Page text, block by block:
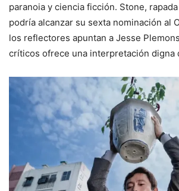
paranoia y ciencia ficción. Stone,
podría alcanzar su sexta nominación al
los reflectores apuntan a Jesse
críticos ofrece una interpretación digna